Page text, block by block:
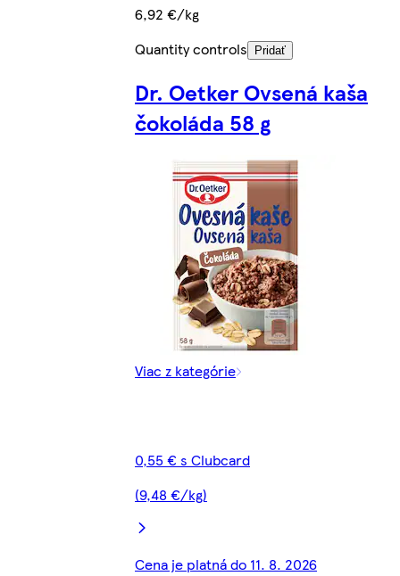
6,92 €/kg
Quantity controls
Pridať
Dr. Oetker Ovsená kaša
čokoláda 58 g
Viac z kategórie
0,55 € s Clubcard
(9,48 €/kg)
Cena je platná do 11. 8. 2026